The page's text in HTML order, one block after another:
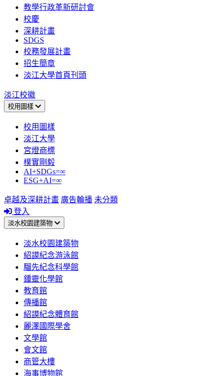
教學行政革新研討會
校慶
深耕計畫
SDGS
校務發展計畫
招生簡章
淡江大學首頁刊頭
淡江校徽
校用圖樣
校用圖樣
淡江大學
宮燈商標
樸實剛毅
AI+SDGs=∞
ESG+AI=∞
卓越及深耕計畫 廣告輪播 未分類
登入
淡水校園建築物
淡水校園建築物
紹謨紀念游泳館
騮先紀念科學館
鍾靈化學館
教育館
傳播館
紹謨紀念體育館
麗澤國際學舍
文學館
會文館
商管大樓
海事博物館